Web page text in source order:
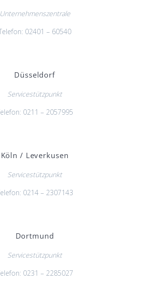
Unternehmenszentrale
02401 – 60540
Düsseldorf
Servicestützpunkt
0211 – 2057995
Köln / Leverkusen
Servicestützpunkt
0214 – 2307143
Dortmund
Servicestützpunkt
0231 – 2285027